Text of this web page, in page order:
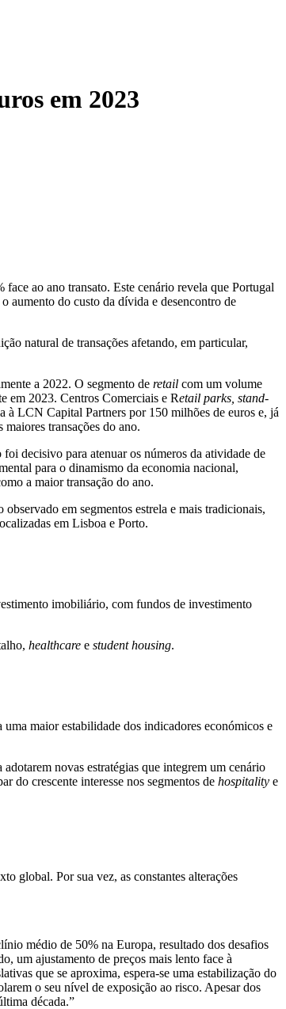
em 2023
ao ano transato. Este cenário revela que Portugal
aumento do custo da dívida e desencontro de
natural de transações afetando, em particular,
a 2022. O segmento de retail com um volume
em 2023. Centros Comerciais e Retail parks, stand-
à LCN Capital Partners por 150 milhões de euros e, já
transações do ano.
decisivo para atenuar os números da atividade de
para o dinamismo da economia nacional,
a maior transação do ano.
em segmentos estrela e mais tradicionais,
em Lisboa e Porto.
imobiliário, com fundos de investimento
healthcare e student housing.
maior estabilidade dos indicadores económicos e
novas estratégias que integrem um cenário
do crescente interesse nos segmentos de hospitality e
global. Por sua vez, as constantes alterações
médio de 50% na Europa, resultado dos desafios
um ajustamento de preços mais lento face à
que se aproxima, espera-se uma estabilização do
o seu nível de exposição ao risco. Apesar dos
década.”